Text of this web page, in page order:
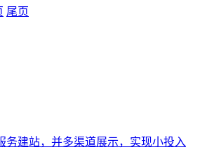
尾页
务建站，并多渠道展示，实现小投入